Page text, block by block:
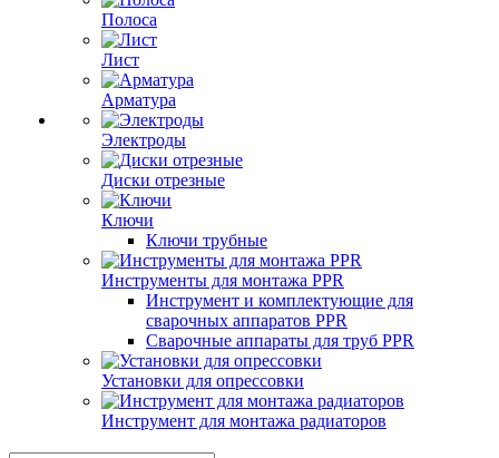
Полоса
Лист
Арматура
Электроды
Диски отрезные
Ключи
Ключи трубные
Инструменты для монтажа PPR
Инструмент и комплектующие для
сварочных аппаратов PPR
Сварочные аппараты для труб PPR
Установки для опрессовки
Инструмент для монтажа радиаторов